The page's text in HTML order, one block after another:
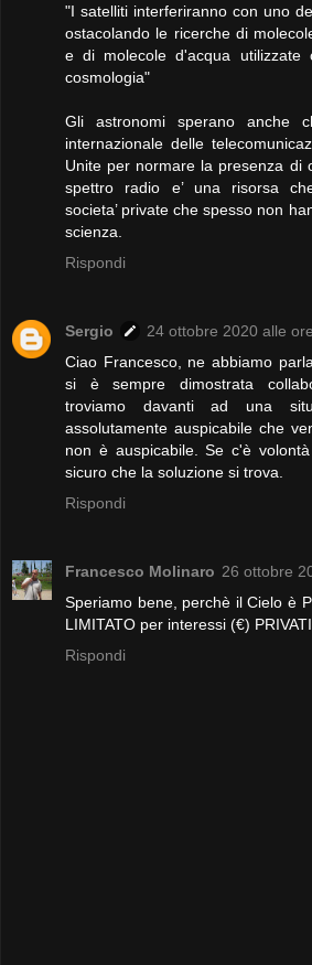
"I satelliti interferiranno con uno
ostacolando le ricerche di
e di molecole d'acqua utilizzate
cosmologia"
Gli astronomi sperano anche
internazionale delle
Unite per normare la presenza di
spettro radio e’ una risorsa
societa’ private che spesso non
scienza.
Rispondi
Sergio
24 ottobre 2020 alle
Ciao Francesco, ne abbiamo
si è sempre dimostrata
troviamo davanti ad una
assolutamente auspicabile che
non è auspicabile. Se c'è
sicuro che la soluzione si trova.
Rispondi
Francesco Molinaro 26 ottobre
Speriamo bene, perchè il Cielo è
LIMITATO per interessi (€) PRIVATI.
Rispondi